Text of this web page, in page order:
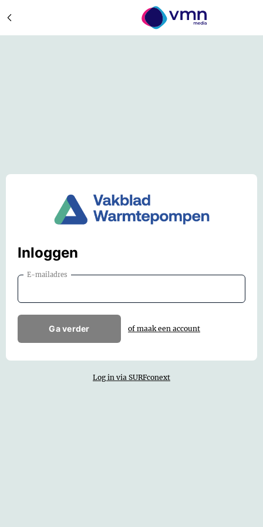
Inloggen
E-mailadres
Ga verder of maak een account
Log in via SURFconext